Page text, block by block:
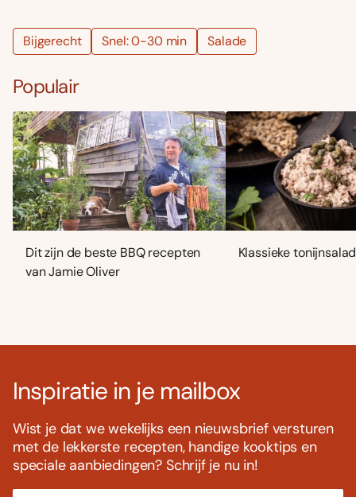
Bijgerecht Snel: 0-30 min Salade
Populair
Dit zijn de beste BBQ recepten
van Jamie Oliver
Klassieke
Inspiratie in je mailbox
Wist je dat we wekelijks een nieuwsbrief versturen
met de lekkerste recepten, handige kooktips en
speciale aanbiedingen? Schrijf je nu in!